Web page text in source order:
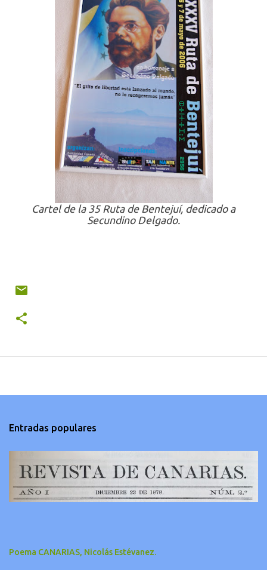
Cartel de la 35 Ruta de Bentejuí, dedicado a
Secundino Delgado.
Entradas populares
Poema CANARIAS, Nicolás Estévanez.